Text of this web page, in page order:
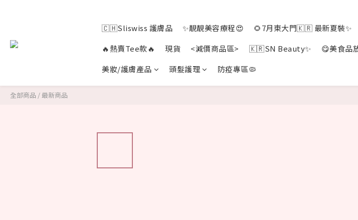
🇨🇭Sliswiss 護膚品 ✨靚靚美容療程😍 🌻7月東大門🇰🇷 最新夏裝✨
🔥熱賣Tee款🔥
現貨 <減價商品區> 🇰🇷SN Beauty✨ 😋美食品
美妝/護膚產品
頭髮護理 防疫專區🦠
全部商品 /最新商品